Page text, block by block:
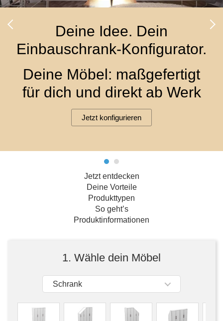
Schuhschrank
Hängeschrank
Hängeboard
TV-Möbel
Sideboard
Massivholz
Badregal
SpiegelschrankPolstermöbel
Sofa
Sessel
Hocker
der
Selection
Outdoorküche
der
Deine Idee. Dein
Einbauschrank-Konfigurator.
Deine Möbel: maßgefertigt
für dich und direkt ab Werk
Jetzt konfigurieren
Jetzt entdecken
Deine Vorteile
Produkttypen
So geht’s
Produktinformationen
1. Wähle dein Möbel
Schrank
Kommoden
Massivholz-Schränke & -Regale
Wandboards